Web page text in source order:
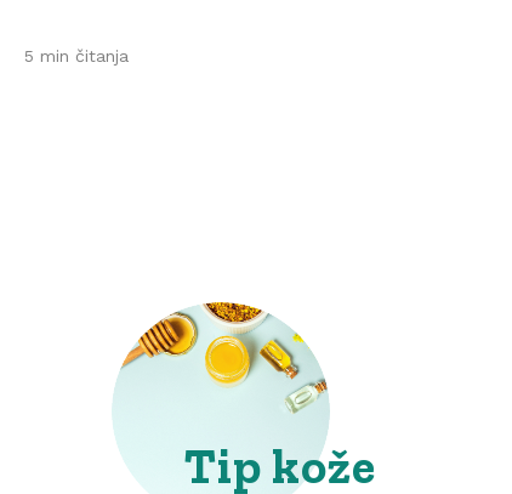
5 min čitanja
Tip kože